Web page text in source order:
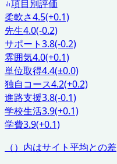
項目別評価
柔軟さ4.5(+0.1)
先生4.0(-0.2)
サポート3.8(-0.2)
雰囲気4.0(+0.1)
単位取得4.4(±0.0)
独自コース4.2(+0.2)
進路支援3.8(-0.1)
学校生活3.9(+0.1)
学費3.9(+0.1)
（）内はサイト平均との差